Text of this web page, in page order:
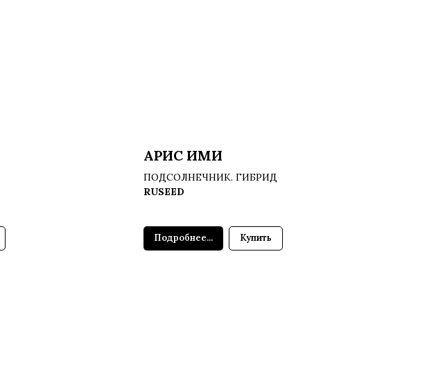
АРИС ИМИ
ПОДСОЛНЕЧНИК. ГИБРИД
RUSEED
Подробнее... Купить